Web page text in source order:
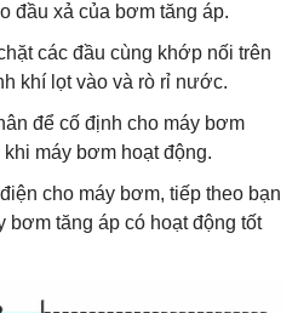
đầu xả của bơm tăng áp.
các đầu cùng khớp nối trên
khí lọt vào và rò rỉ nước.
để cố định cho máy bơm
máy bơm hoạt động.
cho máy bơm, tiếp theo bạn
bơm tăng áp có hoạt động tốt